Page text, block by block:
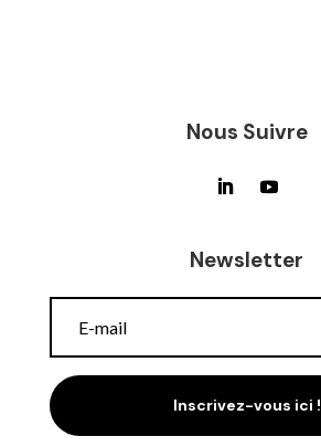
Nous Suivre
Newsletter
Inscrivez-vous ici !